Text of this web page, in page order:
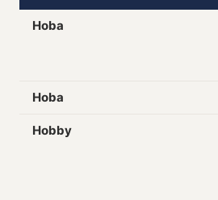
Hoba
Hoba
Hobby